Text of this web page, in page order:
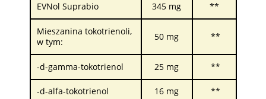
EVNol Suprabio 345 mg **
Mieszanina tokotrienoli,
w tym:
50 mg **
-d-gamma-tokotrienol 25 mg **
-d-alfa-tokotrienol 16 mg **